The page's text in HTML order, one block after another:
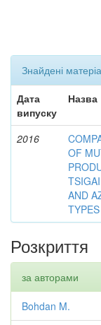
Знайдені
Дата
випуску
Назва
2016
OF
AND
TYPES
Розкриття
за авторами
Bohdan M.